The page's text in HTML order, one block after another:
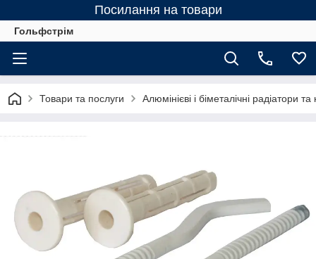
Посилання на товари
Гольфстрім
Товари та послуги Алюмінієві і біметалічні радіатори